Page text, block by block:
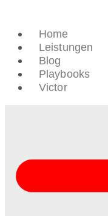
Home
Leistungen
Blog
Playbooks
Victor